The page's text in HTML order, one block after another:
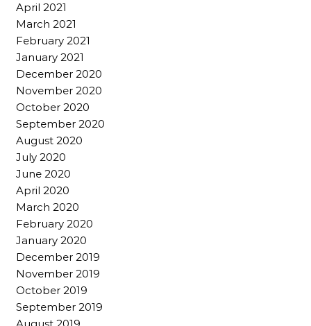
April 2021
March 2021
February 2021
January 2021
December 2020
November 2020
October 2020
September 2020
August 2020
July 2020
June 2020
April 2020
March 2020
February 2020
January 2020
December 2019
November 2019
October 2019
September 2019